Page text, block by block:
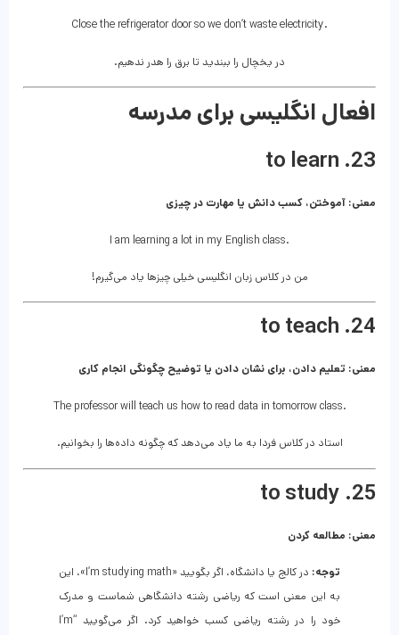
Close the refrigerator door so we don’t waste electricity.
در یخچال را ببندید تا برق را هدر ندهیم.
افعال انگلیسی برای مدرسه
23. to learn
معنی: آموختن، کسب دانش یا مهارت در چیزی
I am learning a lot in my English class.
من در کلاس زبان انگلیسی خیلی چیزها یاد می‌گیرم!
24. to teach
معنی: تعلیم دادن، برای نشان دادن یا توضیح چگونگی انجام کاری
The professor will teach us how to read data in tomorrow class.
استاد در کلاس فردا به ما یاد می‌دهد که چگونه داده‌ها را بخوانیم.
25. to study
معنی: مطالعه کردن
توجه:
در کالج یا دانشگاه، اگر بگویید «I’m studying math»، این
به این معنی است که ریاضی رشته دانشگاهی شماست و مدرک
خود را در رشته ریاضی کسب خواهید کرد. اگر می‌گویید “I’m